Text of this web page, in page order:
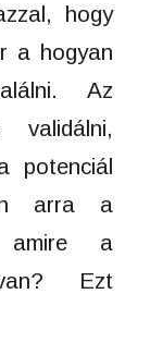
hogy
a hogyan
Az
validálni,
potenciál
arra a
amire a
Ezt